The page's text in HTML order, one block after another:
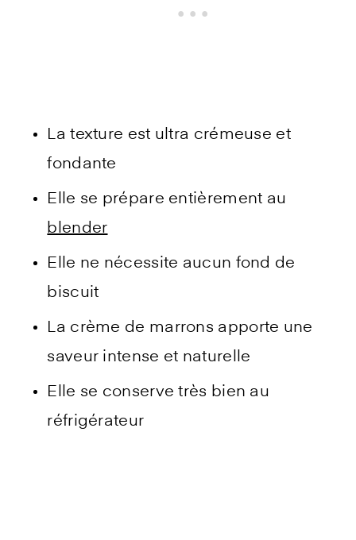
La texture est ultra crémeuse et
fondante
Elle se prépare entièrement au
blender
Elle ne nécessite aucun fond de
biscuit
La crème de marrons apporte une
saveur intense et naturelle
Elle se conserve très bien au
réfrigérateur